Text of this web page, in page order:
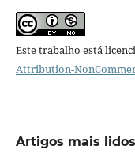
Este trabalho está
Attribution-
Artigos mais